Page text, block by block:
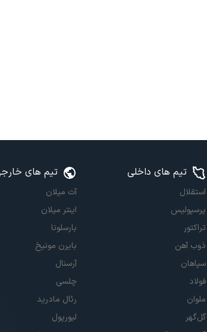
تیم های داخلی
استقلال
پرسپولیس
تراکتور
ذوب آهن
سپاهان
فولاد
ملوان
گل‌گهر
تیم های
آث میلان
اینتر میلان
بارسلونا
بایرن مونیخ
آرسنال
چلسی
رئال مادرید
لیورپول